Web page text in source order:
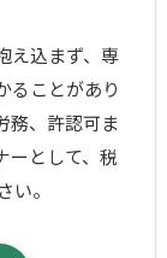
え込まず、専
ることがあり
務、許認可ま
ーとして、税
。